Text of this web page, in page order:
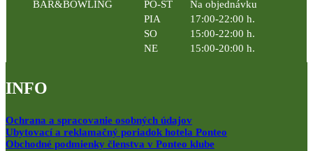
BAR&BOWLING PO-ŠT
Na objednávku
PIA
17:00-22:00 h.
SO
15:00-22:00 h.
NE
15:00-20:00 h.
INFO
Ochrana a spracovanie osobných údajov
Ubytovací a reklamačný poriadok hotela Ponteo
Obchodné podmienky členstva v Ponteo klube